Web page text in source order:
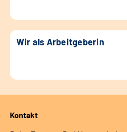
Wir als Arbeitgeberin
Kontakt